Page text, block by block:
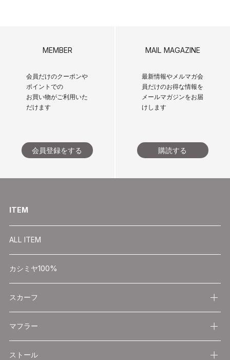
MEMBER
会員だけのクーポンや
ポイントでの
お買い物がご利用いた
だけます
会員登録をする
MAIL MAGAZINE
最新情報やメルマガ会
員だけのお得な情報を
メールマガジンをお届
けします
購読する
ITEM
ALL ITEM
カシミヤ100%
スカーフ
マフラー
ストール